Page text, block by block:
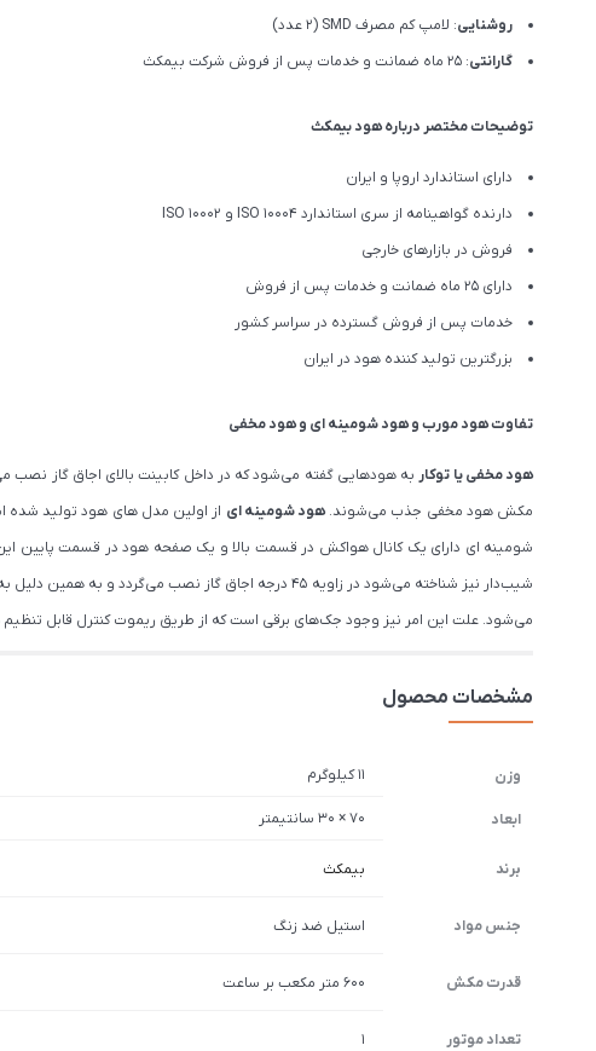
روشنایی: لامپ کم مصرف SMD (2 عدد)
گارانتی: 25 ماه ضمانت و خدمات پس از فروش شرکت بیمکث
توضیحات مختصر درباره هود بیمکث
دارای استاندارد اروپا و ایران
دارنده گواهینامه از سری استاندارد ISO 10004 و ISO 10002
فروش در بازارهای خارجی
دارای 25 ماه ضمانت و خدمات پس از فروش
خدمات پس از فروش گسترده در سراسر کشور
بزرگترین تولید کننده هود در ایران
تفاوت هود مورب و هود شومینه ای و هود مخفی
هود مخفی یا توکار به هودهایی گفته می‌شود که در داخل کابینت بالای اجاق گاز نصب
مکش هود مخفی جذب می‌شوند.هود شومینه ای
شومینه ای دارای یک کانال هواکش در قسمت بالا و یک صفحه هود در قسمت پایین
شیب‌دار نیز شناخته می‌شود در زاویه ۴۵ درجه اجاق
می‌شود. علت این امر نیز وجود جک‌های برقی است که از طریق ریموت کنترل قابل
مشخصات محصول
وزن 11 کیلوگرم
ابعاد 70 × 30 سانتیمتر
برند بیمکث
جنس مواد استیل ضد زنگ
قدرت مکش 600 متر مکعب بر ساعت
تعداد موتور 1